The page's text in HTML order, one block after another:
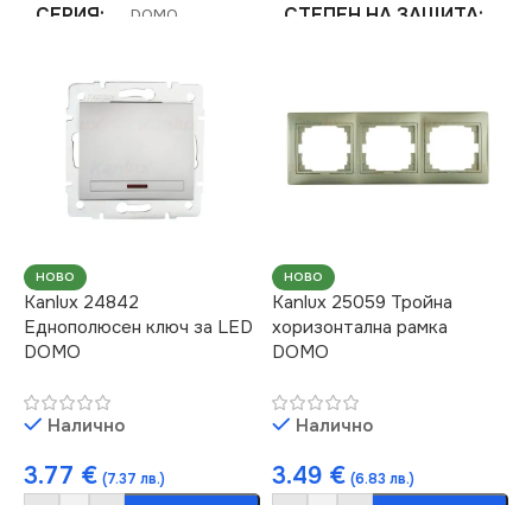
СЕРИЯ DOMO
МАРКА KANLUX
РАМКА Четворна
СТЕПЕН НА ЗАЩИТА
ЦВЯТ Кремав
РОЗЕТКА
За Интернет RJ45
НОВО
Kanlux 24842
Еднополюсен ключ за LED
DOMO
Налично
3.77 € (7.37 лв.)
НОВО
Kanlux 25059 Тройна
хоризонтална рамка
DOMO
Налично
3.49 € (6.83 лв.)